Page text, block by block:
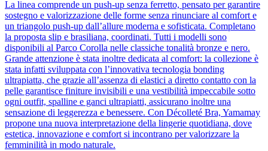
La linea comprende un push-up senza ferretto, pensato per garantire
sostegno e valorizzazione delle forme senza rinunciare al comfort e
un triangolo push-up dall’allure moderna e sofisticata. Completano
la proposta slip e brasiliana, coordinati. Tutti i modelli sono
disponibili al Parco Corolla nelle classiche tonalità bronze e nero.
Grande attenzione è stata inoltre dedicata al comfort: la collezione è
stata infatti sviluppata con l’innovativa tecnologia bonding
ultrapiatta, che grazie all’assenza di elastici a diretto contatto con la
pelle garantisce finiture invisibili e una vestibilità impeccabile sotto
ogni outfit, spalline e ganci ultrapiatti, assicurano inoltre una
sensazione di leggerezza e benessere. Con Décolleté Bra, Yamamay
propone una nuova interpretazione della lingerie quotidiana, dove
estetica, innovazione e comfort si incontrano per valorizzare la
femminilità in modo naturale.